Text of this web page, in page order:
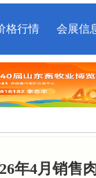
格行情 会展信
年4月销售